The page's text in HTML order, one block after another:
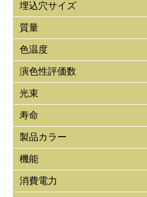
埋込穴サイズ
質量
色温度
演色性評価数
光束
寿命
製品カラー
機能
消費電力